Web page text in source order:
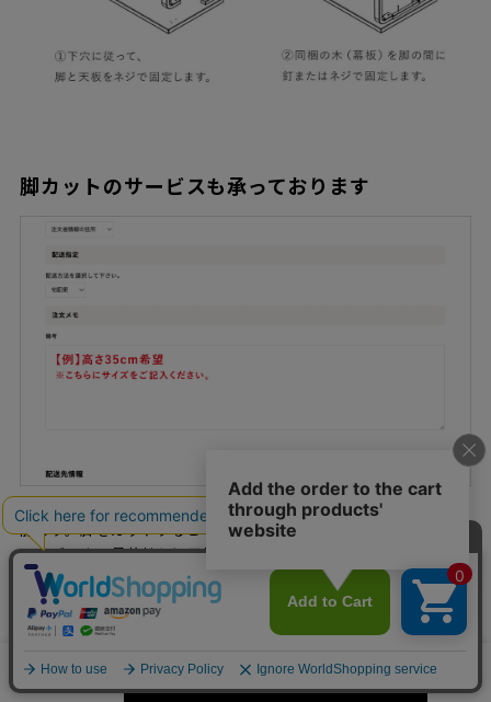
数量 カートに入れる
脚カットのサービスも承っております
ダイニングテーブルの脚をお好きなサイズへカットすることも可
能です。脚をカットすることで子ども用の勉強机などにもカスタ
マイズできる柔軟性と汎用性を備えています。
カットをご希望の際は、こちら
の商品を一緒にカートに入れてい
ただき、「ご購入手続き」の備考欄に、座面を含めた希望の高さ
を明記してください。